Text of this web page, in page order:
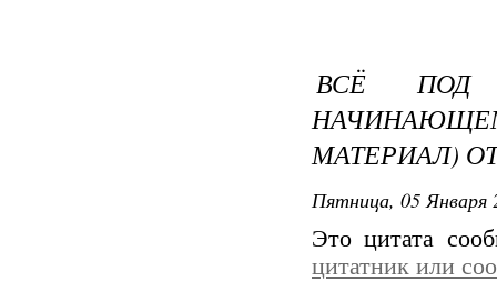
ВСЁ ПОД
МАТЕРИАЛ) ОТ
Пятница, 05 Января
Это цитата
цитатник или